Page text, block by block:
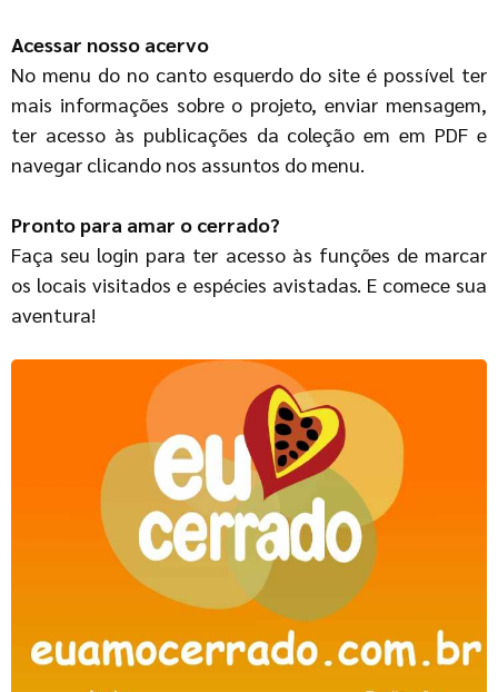
Acessar nosso acervo
No menu do no canto esquerdo do site é possível ter
mais informações sobre o projeto, enviar mensagem,
ter acesso às publicações da coleção em em PDF e
navegar clicando nos assuntos do menu.
Pronto para amar o cerrado?
Faça seu login para ter acesso às funções de marcar
os locais visitados e espécies avistadas. E comece sua
aventura!